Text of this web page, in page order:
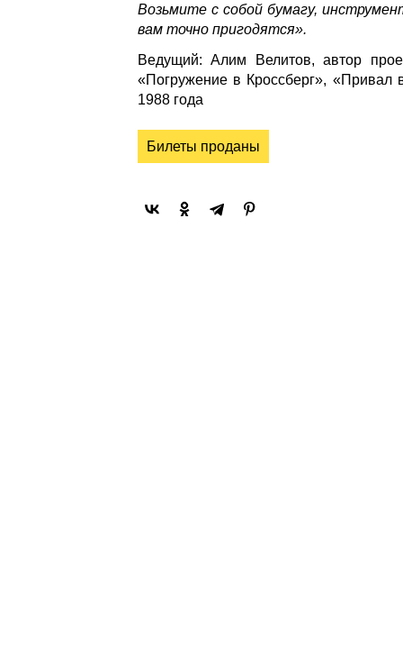
Возьмите с собой бумагу,
вам точно пригодятся».
Ведущий: Алим Велитов, автор
«Погружение в Кроссберг», «Привал
1988 года
Билеты проданы